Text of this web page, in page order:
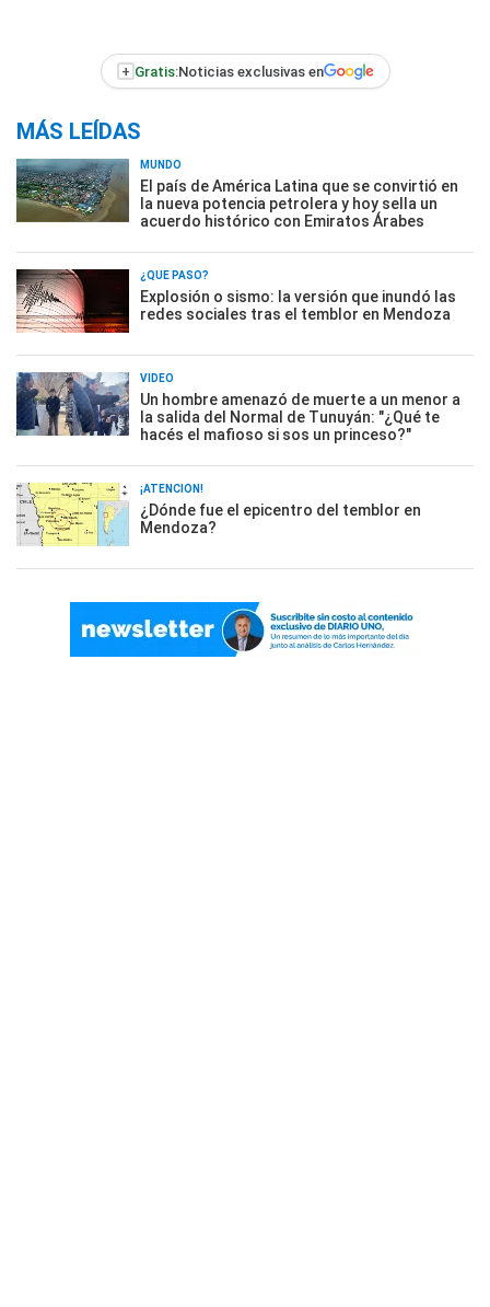
+ Gratis:Noticias exclusivas en
MÁS LEÍDAS
MUNDO
El país de América Latina que se convirtió en
la nueva potencia petrolera y hoy sella un
acuerdo histórico con Emiratos Árabes
¿QUÉ PASÓ?
Explosión o sismo: la versión que inundó las
redes sociales tras el temblor en Mendoza
VIDEO
Un hombre amenazó de muerte a un menor a
la salida del Normal de Tunuyán: "¿Qué te
hacés el mafioso si sos un princeso?"
¡ATENCIÓN!
¿Dónde fue el epicentro del temblor en
Mendoza?